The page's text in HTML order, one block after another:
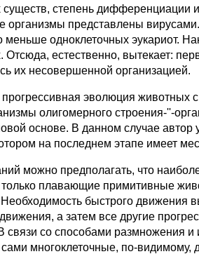
степень дифференциации
представлены
меньше одноклеточных эукариот.
Отсюда, естественно, вытекает:
их несовершенной организацией.
эволюция животных с
олигомерного строения-''-
основе. В данном случае автор
на последнем этапе имеет
можно предполагать, что
только плавающие примитивные
быстрого движения
а затем все другие
связи со способами размножения
сами многоклеточные, по-